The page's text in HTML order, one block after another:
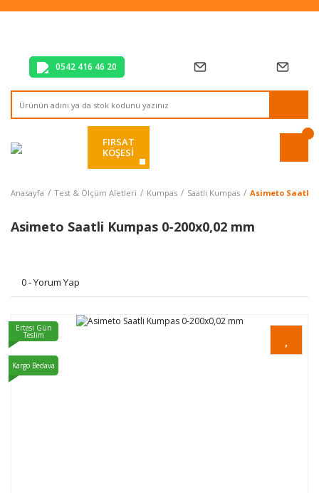
Tüm Alışverişlerde Vade Farksız 2 Taksit!
0542 416 46 20
FIRSAT
KÖŞESİ
Anasayfa Test & Ölçüm Aletleri Kumpas Saatli Kumpas Asimeto Saatli
Asimeto Saatli Kumpas 0-200x0,02 mm
0 - Yorum Yap
Ertesi Gün
Teslim
Kargo Bedava